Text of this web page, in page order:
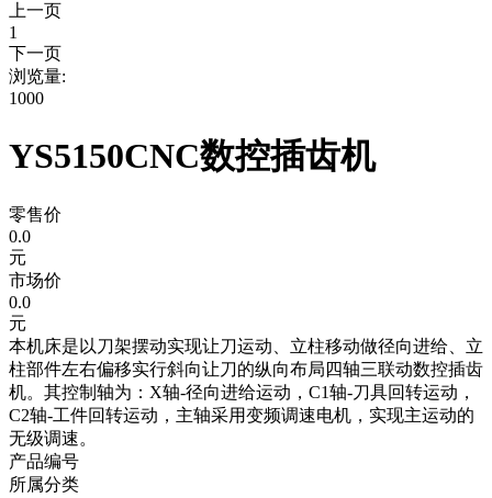
上一页
1
下一页
浏览量:
1000
YS5150CNC数控插齿机
零售价
0.0
元
市场价
0.0
元
本机床是以刀架摆动实现让刀运动、立柱移动做径向进给、立
柱部件左右偏移实行斜向让刀的纵向布局四轴三联动数控插齿
机。其控制轴为：X轴-径向进给运动，C1轴-刀具回转运动，
C2轴-工件回转运动，主轴采用变频调速电机，实现主运动的
无级调速。
产品编号
所属分类